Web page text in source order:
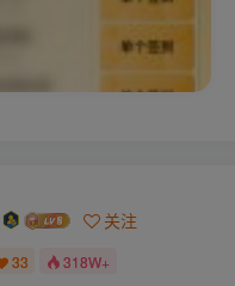
关注
33 318W+